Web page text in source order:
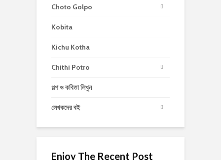
Choto Golpo
Kobita
Kichu Kotha
Chithi Potro
গল্প ও কবিতা লিখুন
লেখকদের বই
Enjoy The Recent Post